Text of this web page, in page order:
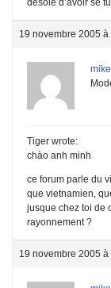
19 novembre 2005 à
mike
Tiger wrote:
chào anh minh
ce forum parle du
que vietnamien,
jusque chez toi de
rayonnement ?
19 novembre 2005 à